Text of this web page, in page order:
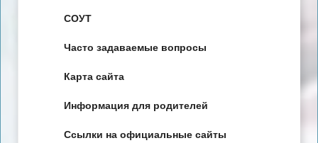
СОУТ
Часто задаваемые вопросы
Карта сайта
Информация для родителей
Ссылки на официальные сайты